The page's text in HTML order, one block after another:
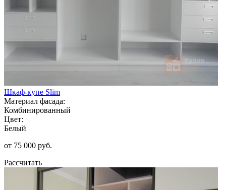
Шкаф-купе Slim
Материал фасада:
Комбинированный
Цвет:
Белый
от 75 000 руб.
Рассчитать